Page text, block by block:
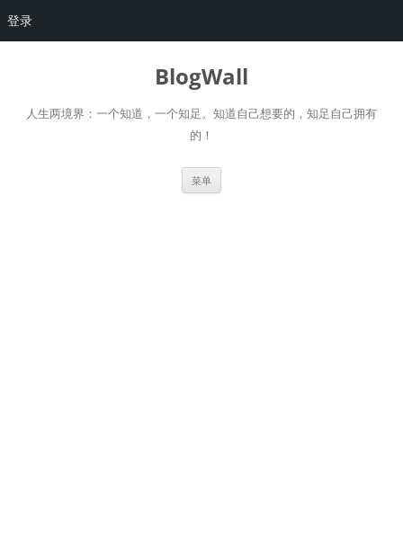
登录
跳
BlogWall
人生两境界：一个知道，一个知足。知道自己想要的，知足自己拥有
的！
菜单